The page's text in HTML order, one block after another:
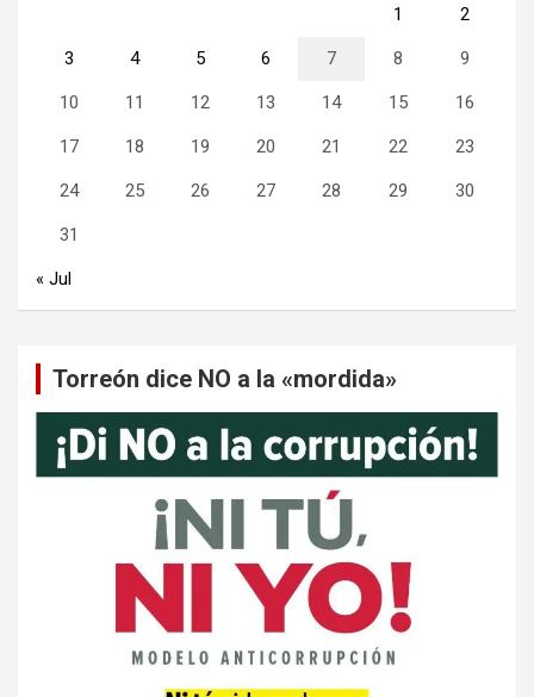
1 2
3 4 5 6 7 8 9
10 11 12 13 14 15 16
17 18 19 20 21 22 23
24 25 26 27 28 29 30
31
« Jul
Torreón dice NO a la «mordida»